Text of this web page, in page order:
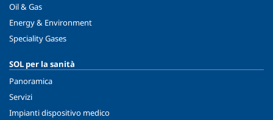
Oil & Gas
Energy & Environment
Speciality Gases
SOL per la sanità
Panoramica
Servizi
Impianti dispositivo medico